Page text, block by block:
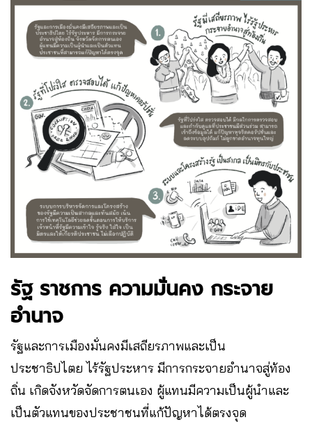
รัฐ ราชการ ความมั่นคง กระจาย
อำนาจ
รัฐและการเมืองมั่นคงมีเสถียรภาพและเป็น
ประชาธิปไตย ไร้รัฐประหาร มีการกระจายอำนาจสู่ท้อง
ถิ่น เกิดจังหวัดจัดการตนเอง ผู้แทนมีความเป็นผู้นำและ
เป็นตัวแทนของประชาชนที่แก้ปัญหาได้ตรงจุด